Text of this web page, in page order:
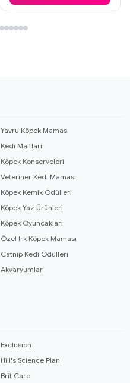
Yavru Köpek Maması
Kedi Maltları
Köpek Konserveleri
Veteriner Kedi Maması
Köpek Kemik Ödülleri
Köpek Yaz Ürünleri
Köpek Oyuncakları
Özel Irk Köpek Maması
Catnip Kedi Ödülleri
Akvaryumlar
Exclusion
Hill's Science Plan
Brit Care